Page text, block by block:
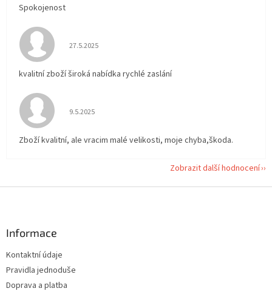
Spokojenost
Hodnocení obchodu je 5 z 5 hvězdiček.
27.5.2025
kvalitní zboží široká nabídka rychlé zaslání
Hodnocení obchodu je 5 z 5 hvězdiček.
9.5.2025
Zboží kvalitní, ale vracim malé velikosti, moje chyba,škoda.
Zobrazit další hodnocení
Informace
Kontaktní údaje
Pravidla jednoduše
Doprava a platba